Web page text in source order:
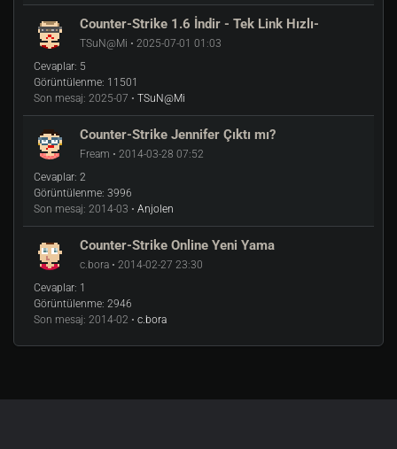
Counter-Strike 1.6 İndir - Tek Link Hızlı-
TSuN@Mi • 2025-07-01 01:03
Cevaplar: 5
Görüntülenme: 11501
Son mesaj: 2025-07 • TSuN@Mi
Counter-Strike Jennifer Çıktı mı?
Fream • 2014-03-28 07:52
Cevaplar: 2
Görüntülenme: 3996
Son mesaj: 2014-03 • Anjolen
Counter-Strike Online Yeni Yama
c.bora • 2014-02-27 23:30
Cevaplar: 1
Görüntülenme: 2946
Son mesaj: 2014-02 • c.bora